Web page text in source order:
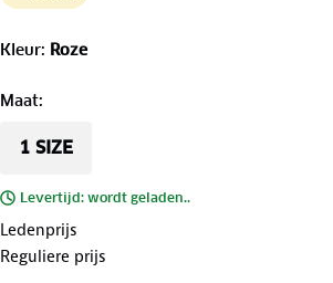
Kleur: Roze
Maat:
1 SIZE
Levertijd: wordt geladen..
Ledenprijs
Reguliere prijs